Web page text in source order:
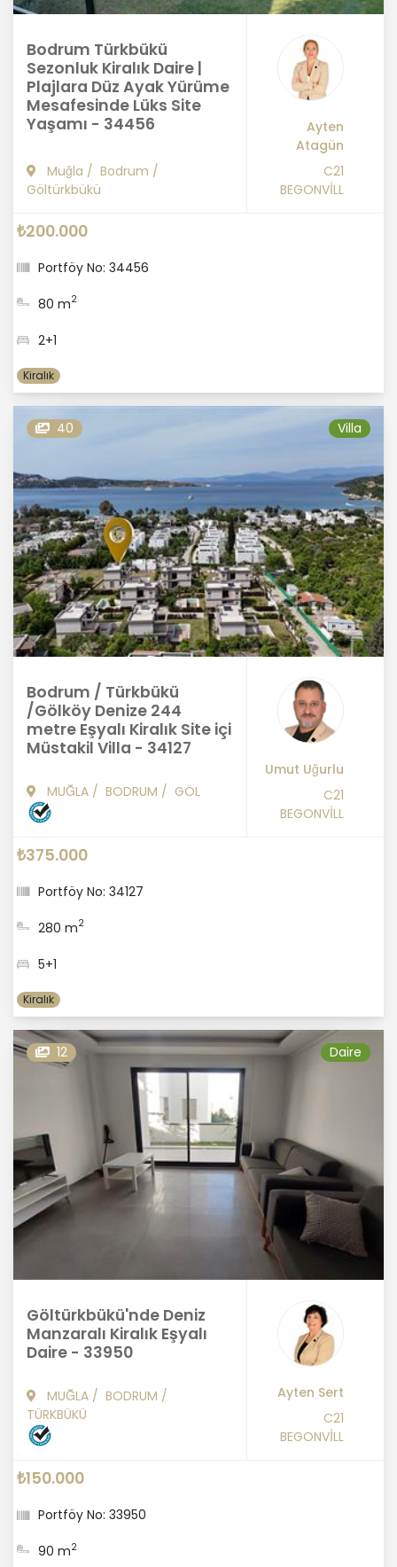
Bodrum Türkbükü
Sezonluk Kiralık Daire |
Plajlara Düz Ayak Yürüme
Mesafesinde Lüks Site
Yaşamı - 34456
Muğla / Bodrum /
Göltürkbükü
Ayten
Atagün
C21
BEGONVİLL
₺200.000
Portföy No: 34456
80 m2
2+1
Kiralık
40 Villa
Bodrum / Türkbükü
/Gölköy Denize 244
metre Eşyalı Kiralık Site içi
Müstakil Villa - 34127
MUĞLA / BODRUM / GÖL
Umut Uğurlu
C21
BEGONVİLL
₺375.000
Portföy No: 34127
280 m2
5+1
Kiralık
12 Daire
Göltürkbükü'nde Deniz
Manzaralı Kiralık Eşyalı
Daire - 33950
MUĞLA / BODRUM /
TÜRKBÜKÜ
Ayten Sert
C21
BEGONVİLL
₺150.000
Portföy No: 33950
90 m2